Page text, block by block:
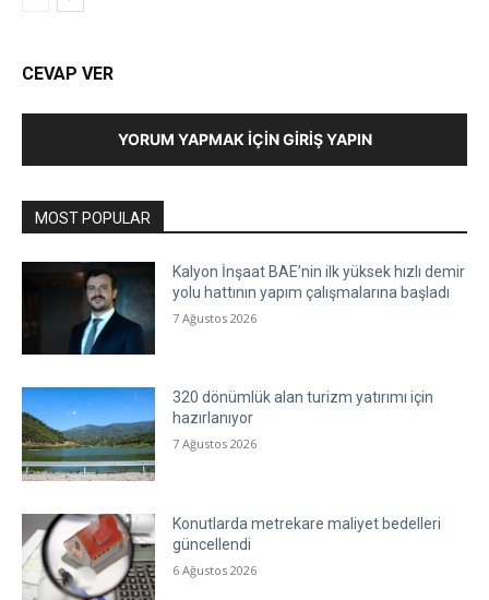
CEVAP VER
YORUM YAPMAK İÇIN GIRIŞ YAPIN
MOST POPULAR
Kalyon İnşaat BAE’nin ilk yüksek hızlı demir
yolu hattının yapım çalışmalarına başladı
7 Ağustos 2026
320 dönümlük alan turizm yatırımı için
hazırlanıyor
7 Ağustos 2026
Konutlarda metrekare maliyet bedelleri
güncellendi
6 Ağustos 2026